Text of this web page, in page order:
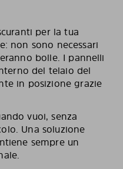
per la tua
non sono necessari
bolle. I pannelli
del telaio del
in posizione grazie
vuoi, senza
Una soluzione
sempre un